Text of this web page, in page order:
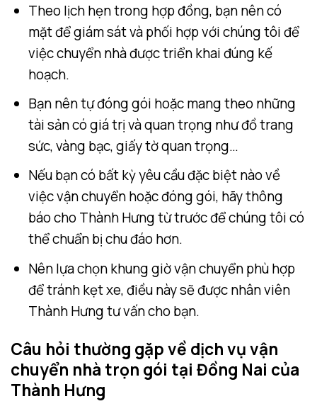
Theo lịch hẹn trong hợp đồng, bạn nên có
mặt để giám sát và phối hợp với chúng tôi để
việc chuyển nhà được triển khai đúng kế
hoạch.
Bạn nên tự đóng gói hoặc mang theo những
tài sản có giá trị và quan trọng như đồ trang
sức, vàng bạc, giấy tờ quan trọng…
Nếu bạn có bất kỳ yêu cầu đặc biệt nào về
việc vận chuyển hoặc đóng gói, hãy thông
báo cho Thành Hưng từ trước để chúng tôi có
thể chuẩn bị chu đáo hơn.
Nên lựa chọn khung giờ vận chuyển phù hợp
để tránh kẹt xe, điều này sẽ được nhân viên
Thành Hưng tư vấn cho bạn.
Câu hỏi thường gặp về dịch vụ vận
chuyển nhà trọn gói tại Đồng Nai của
Thành Hưng